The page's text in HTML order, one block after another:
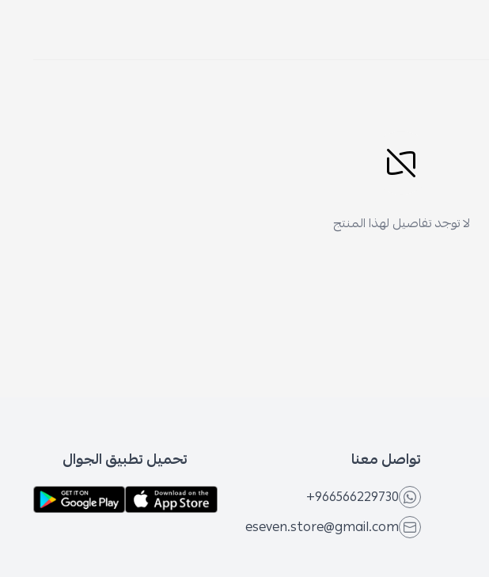
لا توجد تفاصيل لهذا المنتج
تواصل معنا
+966566229730
eseven.store@gmail.com
تحميل تطبيق الجوال